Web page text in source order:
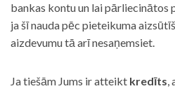
bankas kontu un lai pārliecinātos
ja šī nauda pēc pieteikuma
aizdevumu tā arī nesaņemsiet.
Ja tiešām Jums ir atteikt kredīts,